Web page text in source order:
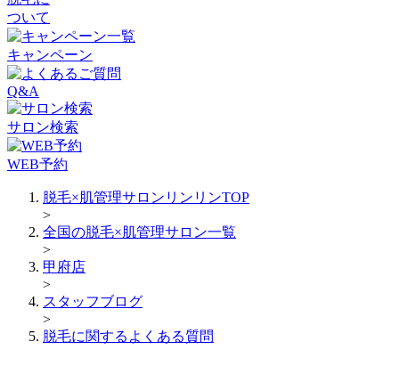
ついて
キャンペーン
Q&A
サロン検索
WEB予約
脱毛×肌管理サロンリンリンTOP
>
全国の脱毛×肌管理サロン一覧
>
甲府店
>
スタッフブログ
>
脱毛に関するよくある質問